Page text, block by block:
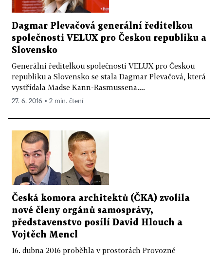
Dagmar Plevačová generální ředitelkou
společnosti VELUX pro Českou republiku a
Slovensko
Generální ředitelkou společnosti VELUX pro Českou
republiku a Slovensko se stala Dagmar Plevačová, která
vystřídala Madse Kann-Rasmussena....
27. 6. 2016 ▪ 2 min. čtení
Česká komora architektů (ČKA) zvolila
nové členy orgánů samosprávy,
představenstvo posílí David Hlouch a
Vojtěch Mencl
16. dubna 2016 proběhla v prostorách Provozně